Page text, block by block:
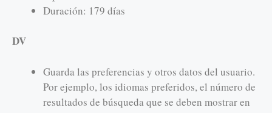
Duración: 179 días
DV
Guarda las preferencias y otros datos del usuario.
Por ejemplo, los idiomas preferidos, el número de
resultados de búsqueda que se deben mostrar en